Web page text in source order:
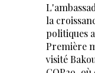
la
politiques
Première
visité